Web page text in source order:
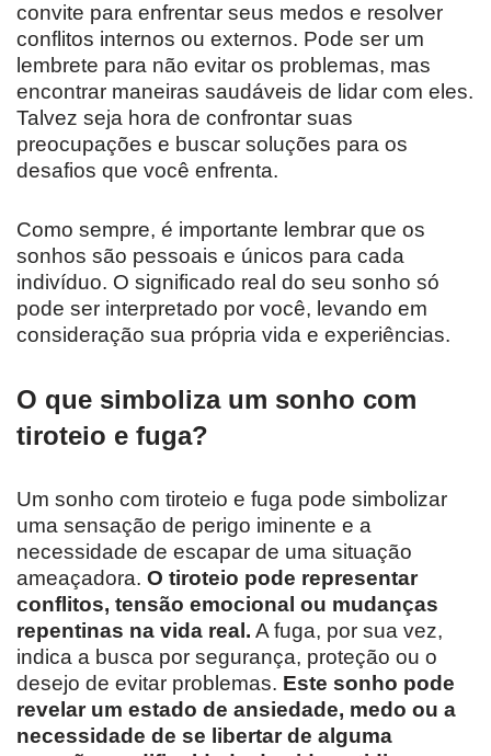
convite para enfrentar seus medos e resolver
conflitos internos ou externos. Pode ser um
lembrete para não evitar os problemas, mas
encontrar maneiras saudáveis ​​de lidar com eles.
Talvez seja hora de confrontar suas
preocupações e buscar soluções para os
desafios que você enfrenta.
Como sempre, é importante lembrar que os
sonhos são pessoais e únicos para cada
indivíduo. O significado real do seu sonho só
pode ser interpretado por você, levando em
consideração sua própria vida e experiências.
O que simboliza um sonho com
tiroteio e fuga?
Um sonho com tiroteio e fuga pode simbolizar
uma sensação de perigo iminente e a
necessidade de escapar de uma situação
ameaçadora. O tiroteio pode representar
conflitos, tensão emocional ou mudanças
repentinas na vida real. A fuga, por sua vez,
indica a busca por segurança, proteção ou o
desejo de evitar problemas. Este sonho pode
revelar um estado de ansiedade, medo ou a
necessidade de se libertar de alguma